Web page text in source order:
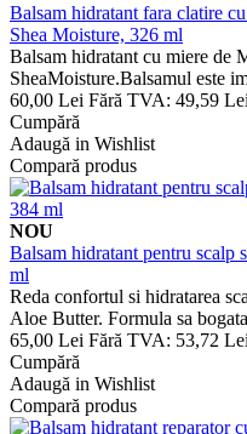
Balsam hidratant fara clatire
Shea Moisture, 326 ml
Balsam hidratant cu miere de
SheaMoisture.Balsamul este
60,00 Lei Fără TVA: 49,59 Lei
Cumpără
Adaugă in Wishlist
Compară produs
NOU
Balsam hidratant pentru scalp
ml
Reda confortul si hidratarea
Aloe Butter. Formula sa
65,00 Lei Fără TVA: 53,72 Lei
Cumpără
Adaugă in Wishlist
Compară produs